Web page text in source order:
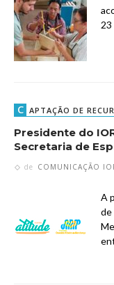
C APTAÇÃO DE
Presidente do
Secretaria de
de COMUNICAÇÃO
A
de